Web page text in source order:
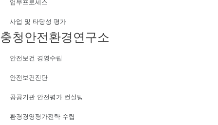
업무프로세스
사업 및 타당성 평가
충청안전환경연구소
안전보건 경영수립
안전보건진단
공공기관 안전평가 컨설팅
환경경영평가전략 수립